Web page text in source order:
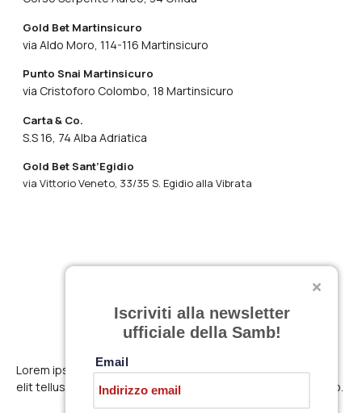
Gold Bet Martinsicuro
via Aldo Moro, 114-116 Martinsicuro
Punto Snai Martinsicuro
via Cristoforo Colombo, 18 Martinsicuro
Carta & Co.
S.S 16, 74 Alba Adriatica
Gold Bet Sant’Egidio
via Vittorio Veneto, 33/35 S. Egidio alla Vibrata
Lorem ipsum dolor sit amet, consectetur adipiscing elit. Ut
elit tellus, luctus nec ullamcorper mattis, pulvinar dapibus leo.
Iscriviti alla newsletter
ufficiale della Samb!
Email